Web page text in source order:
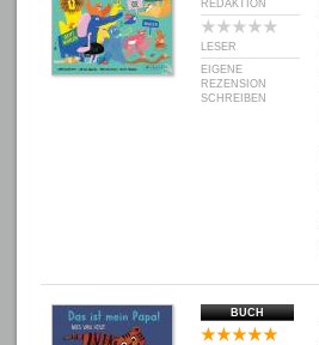
REDAKTION
LESER
EIGENE
REZENSION
SCHREIBEN
BUCH